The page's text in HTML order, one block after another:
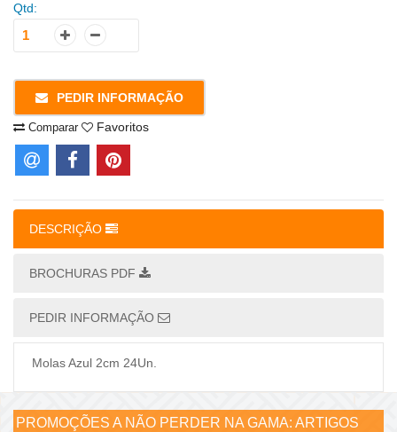
Qtd:
PEDIR INFORMAÇÃO
Comparar Favoritos
DESCRIÇÃO
BROCHURAS PDF
PEDIR INFORMAÇÃO
Molas Azul 2cm 24Un.
PROMOÇÕES A NÃO PERDER NA GAMA: ARTIGOS